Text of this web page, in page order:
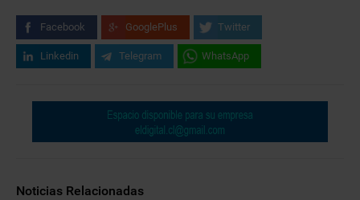
Facebook GooglePlus Twitter
Linkedin Telegram WhatsApp
Noticias Relacionadas